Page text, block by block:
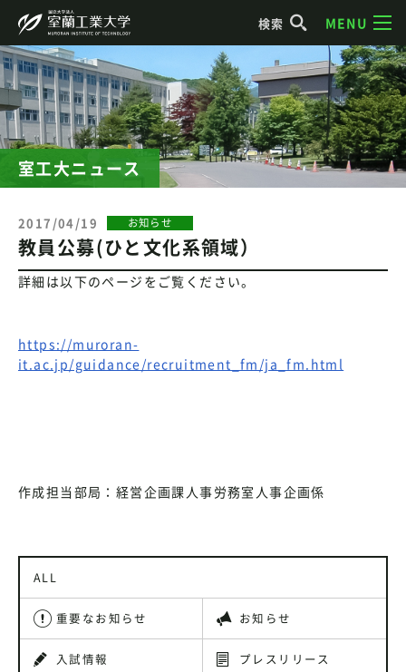
検索 MENU
室工大ニュース
2017/04/19 お知らせ
教員公募(ひと文化系領域）
詳細は以下のページをご覧ください。
https://muroran-
it.ac.jp/guidance/recruitment_fm/ja_fm.html
作成担当部局：経営企画課人事労務室人事企画係
ALL
重要なお知らせ お知らせ
入試情報 プレスリリース